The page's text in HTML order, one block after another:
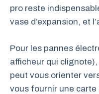
pro reste
vase d’expansion, et
Pour les pannes
afficheur qui
peut vous orienter
vous fournir une